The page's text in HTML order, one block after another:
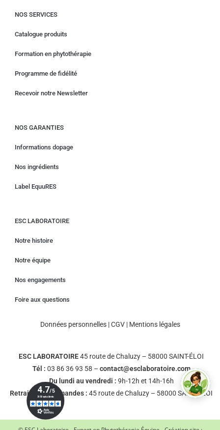
NOS SERVICES
Catalogue produits
Formation en phytothérapie
Programme de fidélité
Recevoir notre Newsletter
NOS GARANTIES
Informations dopage
Nos ingrédients
Label EquuRES
ESC LABORATOIRE
Notre histoire
Notre équipe
Nos engagements
Foire aux questions
Données personnelles|CGV| Mentions légales
ESC LABORATOIRE45 route de Chaluzy – 58000 SAINT-ÉLOI
Tél : 03 86 36 93 58 – contact@esclaboratoire.com
Du lundi au vendredi : 9h-12h et 14h-16h
Retrait des commandes :45 route de Chaluzy – 58000 SAINT-ÉLOI